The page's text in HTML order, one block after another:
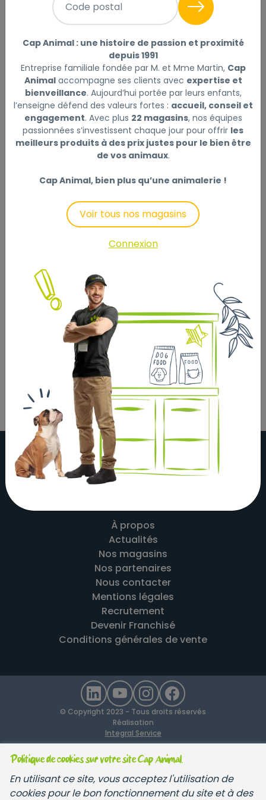
Politique de cookies sur votre site Cap Animal.
En utilisant ce site, vous acceptez l'utilisation de
cookies pour le bon fonctionnement du site et à des
Livraison à domicile (offerte dès
Non disponible en ligne
Ce produit n'est disponible qu'en Click & Collect.
Veuillez sélectionner un magasin.
Le KONG Jumbler est une balle de jeu deux-en-un
pour deux fois plus de plaisir interactif. La balle de
tennis à l'intérieur et le sifflet accrocheur offrent un
plaisir de jeu irrésistible pour vous et votre chien.
facilement la prendre et la secouer. Le Jumbler est
résistant aux jeux intensifs, ce qui le rend idéal pour
l'apporter. Le KONG Jumbler est disponible en deux
formes et tailles et garantit des sessions de jeu
passionnantes et actives pour vous et votre chien.
Vous recevrez une balle Jumbler dans une couleur
À propos
Actualités
Nos magasins
Nos partenaires
Nous contacter
Mentions légales
Recrutement
Devenir Franchisé
Conditions générales de vente
© Copyright 2023 - Tous droits réservés
Réalisation
Integral Service
Code postal
Cap Animal : une histoire de passion et proximité
depuis 1991
Entreprise familiale fondée par M. et Mme Martin, Cap
Animalaccompagne ses clients avec expertise et
bienveillance. Aujourd’hui portée par leurs enfants,
l’enseigne défend des valeurs fortes : accueil, conseil et
engagement. Avec plus 22 magasins, nos équipes
passionnées s’investissent chaque jour pour offrir les
meilleurs produits à des prix justes pour le bien être
de vos animaux.
Cap Animal, bien plus qu’une animalerie !
Voir tous nos magasins
Connexion